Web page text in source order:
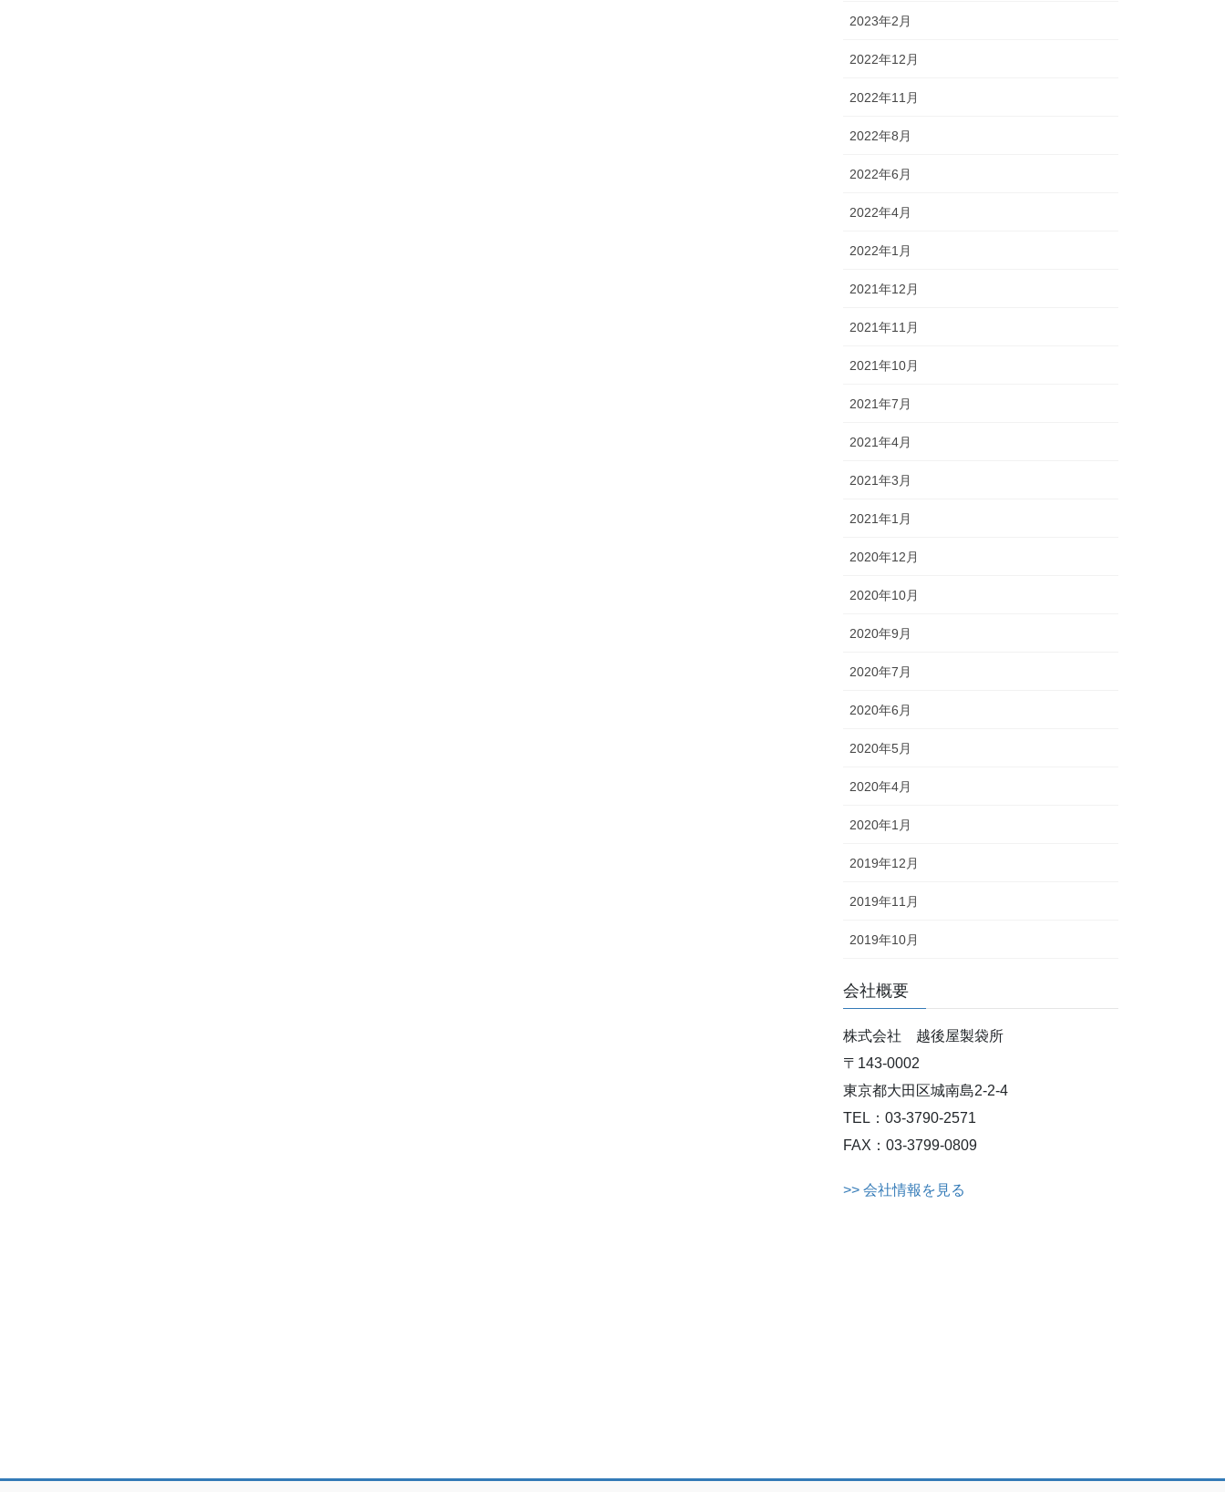
2023年2月
2022年12月
2022年11月
2022年8月
2022年6月
2022年4月
2022年1月
2021年12月
2021年11月
2021年10月
2021年7月
2021年4月
2021年3月
2021年1月
2020年12月
2020年10月
2020年9月
2020年7月
2020年6月
2020年5月
2020年4月
2020年1月
2019年12月
2019年11月
2019年10月
会社概要
株式会社 越後屋製袋所
〒143-0002
東京都大田区城南島2-2-4
TEL：03-3790-2571
FAX：03-3799-0809
>> 会社情報を見る